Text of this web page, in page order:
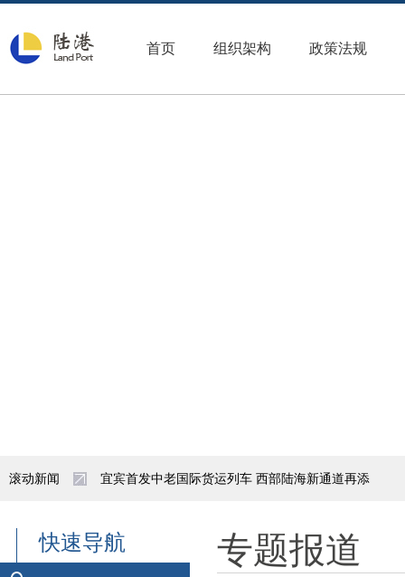
首页 组织架构 政策法规
滚动新闻 宜宾首发中老国际货运列车 西部陆海新通道再添
重庆今年西部陆海新通道班列开行破千列
快速导航 专题报道